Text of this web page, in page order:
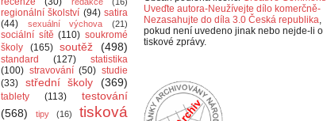
regionální školství (94) satira
(44)
sexuální výchova (21)
sociální sítě (110) soukromé
školy
(165) soutěž (498)
standard (127)
statistika
(100) stravování (50) studie
(33)
střední školy (369)
tablety (113)
testování
(568)
tipy (16)
tisková
Uveďte autora-Neužívejte dílo komerčně-
Nezasahujte do díla 3.0 Česká republika,
pokud není uvedeno jinak nebo nejde-li o
tiskové zprávy.